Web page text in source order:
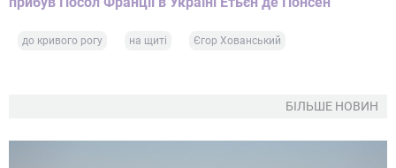
до кривого рогу на щиті Єгор Хованський
БІЛЬШЕ НОВИН